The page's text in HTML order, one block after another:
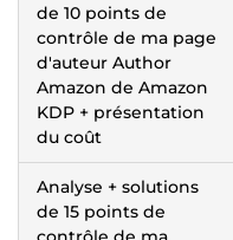
de 10 points de
contrôle de ma page
d'auteur Author
Amazon de Amazon
KDP + présentation
du coût
Analyse + solutions
de 15 points de